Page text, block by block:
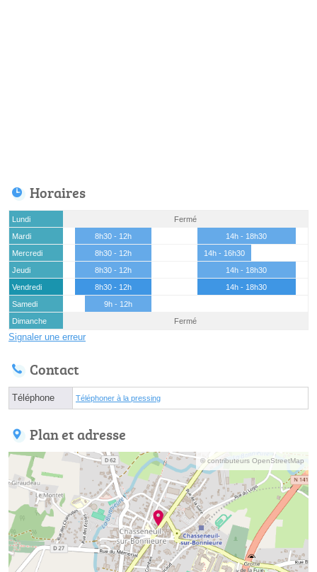
Horaires
Lundi
Fermé
Mardi
8h30 - 12h
14h - 18h30
Mercredi
8h30 - 12h
14h - 16h30
Jeudi
8h30 - 12h
14h - 18h30
Vendredi
8h30 - 12h
14h - 18h30
Samedi
9h - 12h
Dimanche
Fermé
Signaler une erreur
Contact
Téléphone Téléphoner à la pressing
Plan et adresse
© contributeurs OpenStreetMap